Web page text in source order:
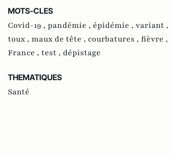
MOTS-CLES
Covid-19 , pandémie , épidémie , variant ,
toux , maux de tête , courbatures , fièvre ,
France , test , dépistage
THEMATIQUES
Santé